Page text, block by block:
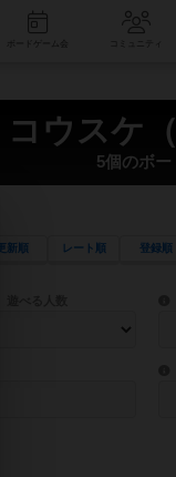
ウスケ
5個のボー
更新順 レート順 登録順
ます。
ストーリーを指定すること